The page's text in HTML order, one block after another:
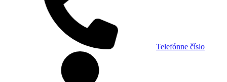
Telefónne číslo